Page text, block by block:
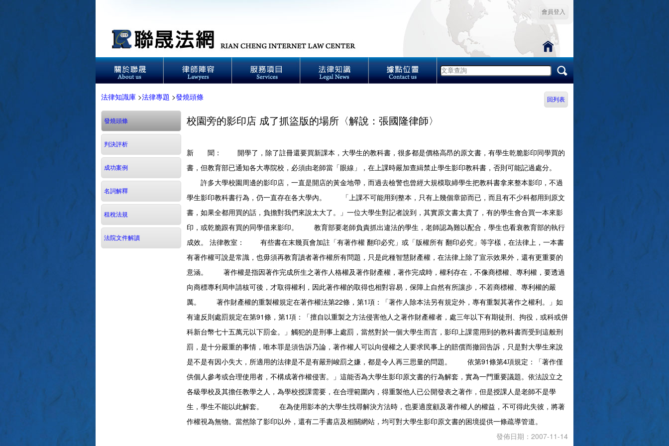
會員登入
法律知識庫 >法律專題 >發燒頭條 回列表
發燒頭條
判決評析
成功案例
名詞解釋
租稅法規
法院文件解讀
校園旁的影印店 成了抓盜版的場所〈解說：張國隆律師〉
新 聞：
開學了，除了註冊還要買新課本，大學生的教科書，很多都是價格高昂的原文書，有學生乾脆影印同學買的
書，但教育部已通知各大專院校，必須由老師當「眼線」，在上課時嚴加查緝禁止學生影印教科書，否則可能記過處分。
許多大學校園周邊的影印店，一直是開店的黃金地帶，而過去檢警也曾經大規模取締學生把教科書拿來整本影印，不過
學生影印教科書行為，仍一直存在各大學內。 「上課不可能用到整本，只有上幾個章節而已，而且有不少科都用到原文
書，如果全都用買的話，負擔對我們來說太大了。」一位大學生對記者說到，其實原文書太貴了，有的學生會合買一本來影
印，或乾脆跟有買的同學借來影印。 教育部要老師負責抓出違法的學生，老師認為難以配合，學生也看衰教育部的執行
成效。 法律教室：
有些書在末幾頁會加註「有著作權 翻印必究」或「版權所有 翻印必究」等字樣，在法律上，一本書
有著作權可說是常識，也毋須再教育讀者著作權所有問題，只是此種智慧財產權，在法律上除了宣示效果外，還有更重要的
意涵。 著作權是指因著作完成所生之著作人格權及著作財產權，著作完成時，權利存在，不像商標權、專利權，要透過
向商標專利局申請核可後，才取得權利，因此著作權的取得也相對容易，保障上自然有所讓步，不若商標權、專利權的嚴
厲。 著作財產權的重製權規定在著作權法第22條，第1項：「著作人除本法另有規定外，專有重製其著作之權利。」如
有違反則處罰規定在第91條，第1項：「擅自以重製之方法侵害他人之著作財產權者，處三年以下有期徒刑、拘役，或科或併
科新台幣七十五萬元以下罰金。」觸犯的是刑事上處罰，當然對於一個大學生而言，影印上課需用到的教科書而受到這般刑
罰，是十分嚴重的事情，唯本罪是須告訴乃論，著作權人可以向侵權之人要求民事上的賠償而撤回告訴，只是對大學生來說
是不是有因小失大，所適用的法律是不是有嚴刑峻罰之嫌，都是令人再三思量的問題。 依第91條第4項規定：「著作僅
供個人參考或合理使用者，不構成著作權侵害。」這能否為大學生影印原文書的行為解套，實為一門重要議題。依法設立之
各級學校及其擔任教學之人，為學校授課需要，在合理範圍內，得重製他人已公開發表之著作，但是授課人是老師不是學
生，學生不能以此解套。 在為使用影本的大學生找尋解決方法時，也要適度顧及著作權人的權益，不可得此失彼，將著
作權視為無物。當然除了影印以外，還有二手書店及相關網站，均可對大學生影印原文書的困境提供一條疏導管道。
發佈日期：2007-11-14